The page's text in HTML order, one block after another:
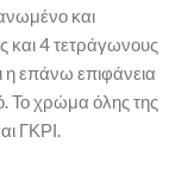
και
και 4 τετράγωνους
η επάνω επιφάνεια
Το χρώμα όλης της
ΓΚΡΙ.